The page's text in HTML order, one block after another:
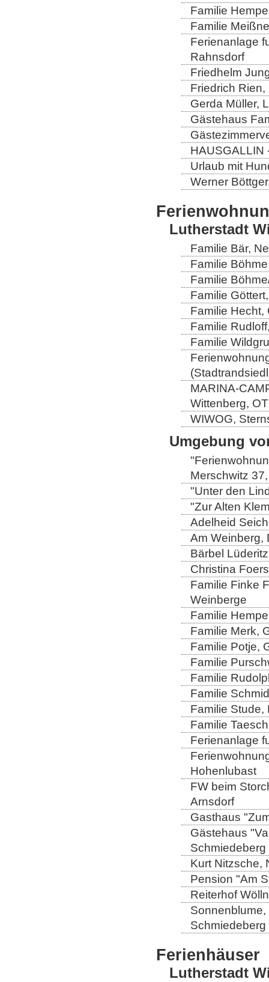
Familie
Familie
Ferienanlage
Rahnsdorf
Friedhelm
Friedrich
Gerda Müller,
Gästehaus
HAUSGALLIN
Urlaub mit
Werner
Lutherstadt
Familie Bär,
Familie
Familie
Familie
Familie Hecht,
Familie
Familie
MARINA-
Wittenberg,
WIWOG,
Umgebung
Merschwitz
"Unter den
"Zur Alten
Adelheid
Am Weinberg,
Bärbel
Christina
Familie Finke
Weinberge
Familie
Familie Merk,
Familie Potje,
Familie
Familie
Familie
Familie Stude,
Familie
Ferienanlage
Hohenlubast
FW beim
Arnsdorf
Gasthaus
Gästehaus
Schmiedeberg
Kurt Nitzsche,
Pension "Am
Reiterhof
Sonnenblume,
Schmiedeberg
Ferienhäuser
Lutherstadt